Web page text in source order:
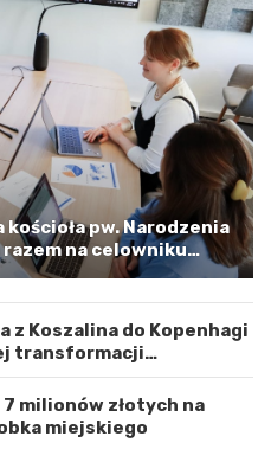
pw. Narodzenia
razem na celowniku
wejście
Koszalina do Kopenhagi
transformacji
milionów złotych na
miejskiego